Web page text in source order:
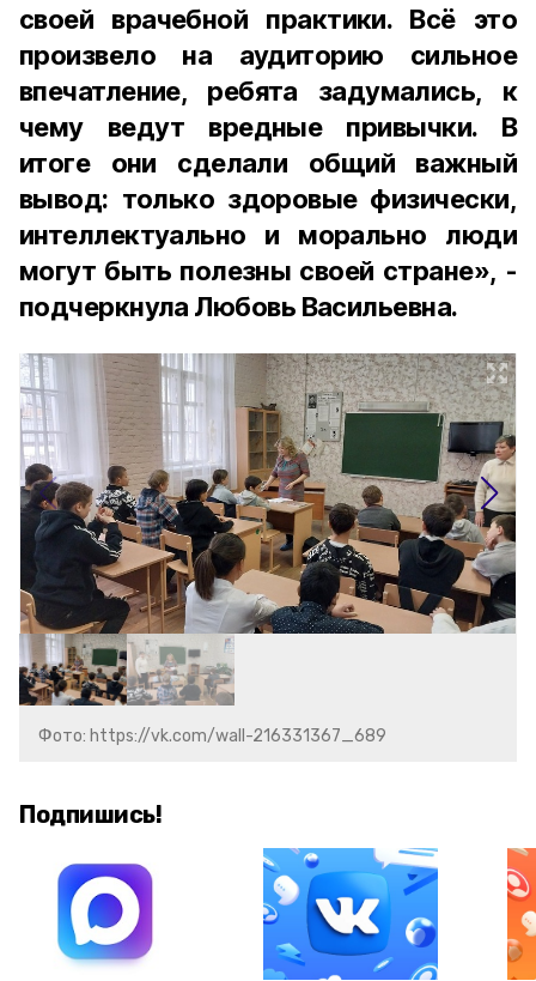
своей врачебной практики. Всё это
произвело на аудиторию сильное
впечатление, ребята задумались, к
чему ведут вредные привычки. В
итоге они сделали общий важный
вывод: только здоровые физически,
интеллектуально и морально люди
могут быть полезны своей стране», -
подчеркнула Любовь Васильевна.
Фото: https://vk.com/wall-216331367_689
Подпишись!